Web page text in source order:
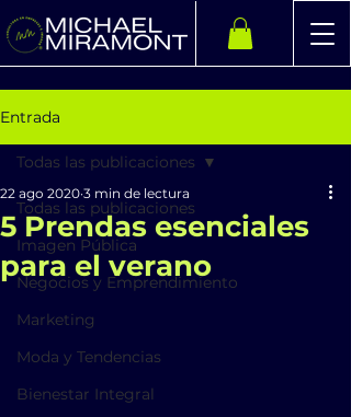
Entrada
Todas las publicaciones
Imagen Pública
Negocios y Emprendimiento
Marketing
Moda y Tendencias
Bienestar Integral
Todas las publicaciones
5 Prendas esenciales
para el verano
22 ago 2020 3 min de lectura